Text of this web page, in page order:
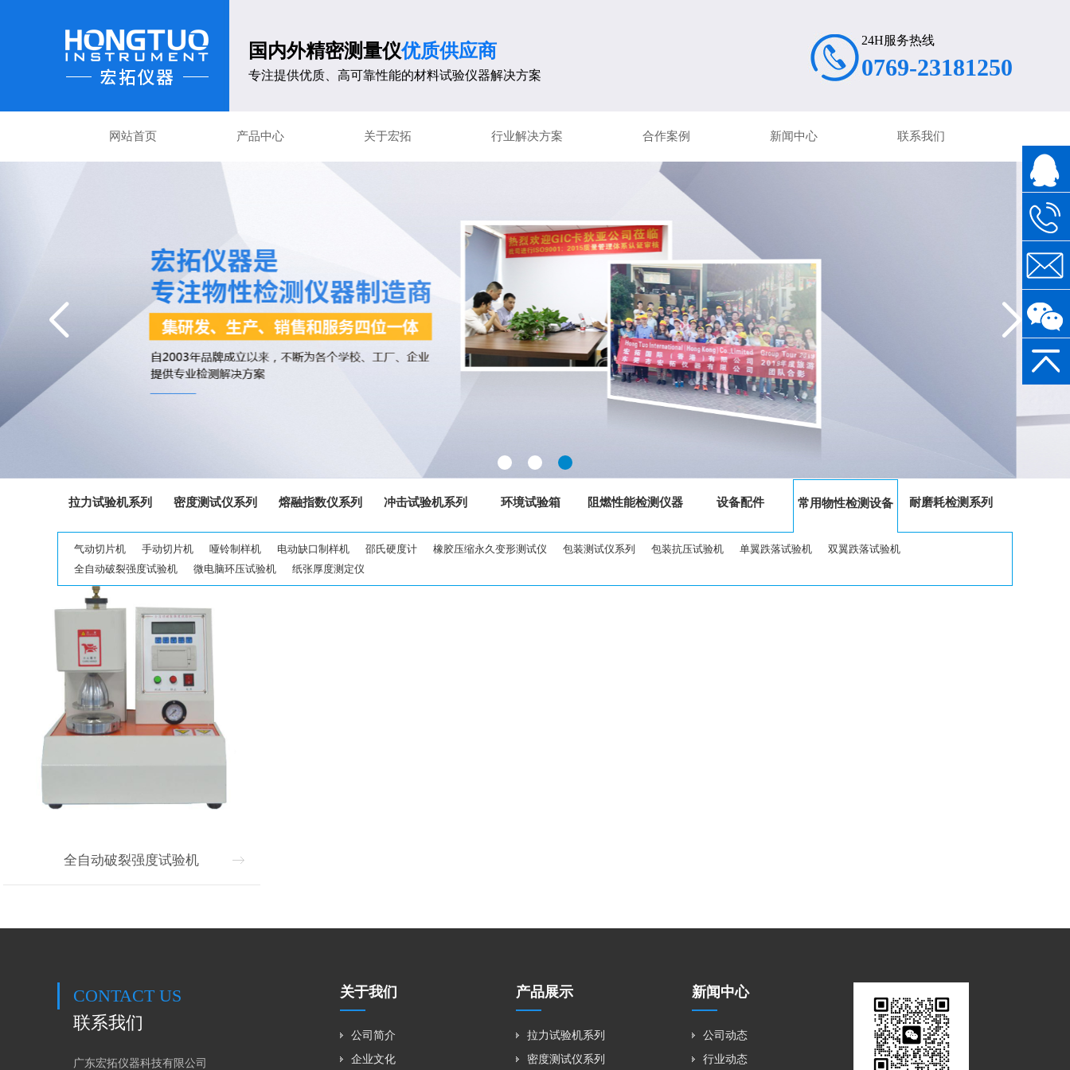
国内外精密测量仪优质供应商
专注提供优质、高可靠性能的材料试验仪器解决方案
24H服务热线
0769-23181250
网站首页 产品中心 关于宏拓 行业解决方案 合作案例 新闻中心 联系我们
拉力试验机系列 密度测试仪系列 熔融指数仪系列 冲击试验机系列 环境试验箱 阻燃性能检测仪器 设备配件 常用物性检测设备
气动切片机 手动切片机 哑铃制样机 电动缺口制样机 邵氏硬度计 橡胶压缩永久变形测试仪 包装测试仪系列 包装抗压试验机 单翼跌落试验机
双翼跌落试验机
全自动破裂强度试验机
微电脑环压试验机 纸张厚度测定仪
耐磨耗检测系列
全自动破裂强度试验机
CONTACT US
联系我们
广东宏拓仪器科技有限公司
关于我们
公司简介
企业文化
产品展示
拉力试验机系列
密度测试仪系列
新闻中心
公司动态
行业动态